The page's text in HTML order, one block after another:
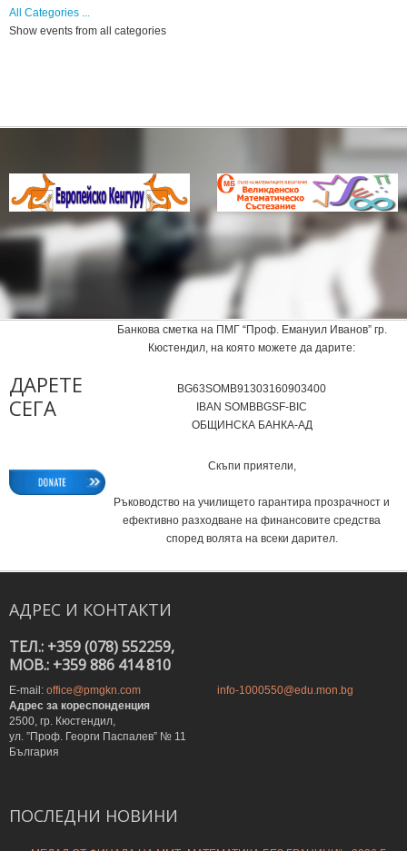
All Categories ...
Show events from all categories
ДАРЕТЕ
СЕГА
Банкова сметка на ПМГ “Проф. Емануил Иванов” гр.
Кюстендил, на която можете да дарите:
BG63SOMB91303160903400
IВAN SOMBBGSF-BIC
ОБЩИНСКА БАНКА-АД
Скъпи приятели,
Ръководство на училището гарантира прозрачност и
ефективно разходване на финансовите средства
според волята на всеки дарител.
АДРЕС И КОНТАКТИ
ТЕЛ.: +359 (078) 552259,
MOB.: +359 886 414 810
E-mail: office@pmgkn.com
info-1000550@edu.mon.bg
Адрес за кореспонденция
2500, гр. Кюстендил,
ул. ”Проф. Георги Паспалев” № 11
България
ПОСЛЕДНИ НОВИНИ